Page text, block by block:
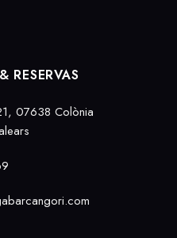
RESERVAS
07638 Colònia